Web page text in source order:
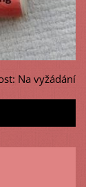
Na vyžádání